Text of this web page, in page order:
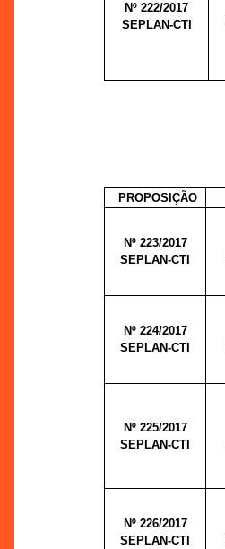
Nº 222/2017
SEPLAN-CTI
PROPOSIÇÃO
Nº 223/2017
SEPLAN-CTI
Nº 224/2017
SEPLAN-CTI
Nº 225/2017
SEPLAN-CTI
Nº 226/2017
SEPLAN-CTI